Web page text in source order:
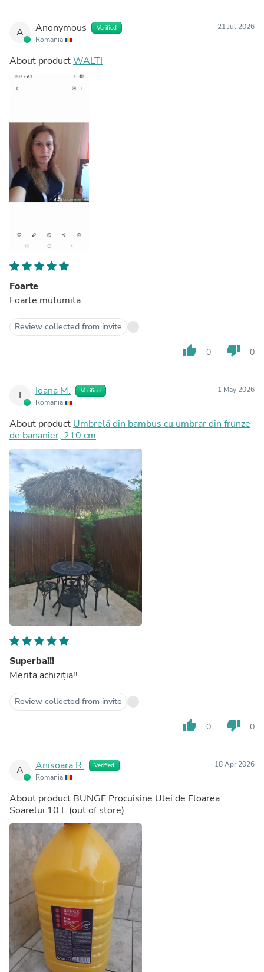
A Anonymous Verified
Romania
21 Jul 2026
About productWALTI
Foarte
Foarte mutumita
Review collected from invite
thumb_up 0 thumb_down 0
I Ioana M. Verified
Romania
1 May 2026
About product Umbrelă din bambus cu umbrar din frunze
de bananier, 210 cm
Superba!!!
Merita achiziția!!
Review collected from invite
thumb_up 0 thumb_down 0
A Anisoara R. Verified
Romania
18 Apr 2026
About product BUNGE Procuisine Ulei de Floarea
Soarelui 10 L (out of store)